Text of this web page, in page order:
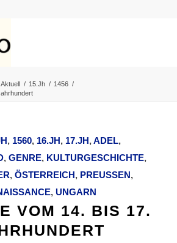
Aktuell / 15.Jh / 1456 /
, 1560, 16.JH, 17.JH,ADEL,
,GENRE, KULTURGESCHICHTE,
,ÖSTERREICH, PREUSSEN,
,UNGARN
VOM 14. BIS 17.